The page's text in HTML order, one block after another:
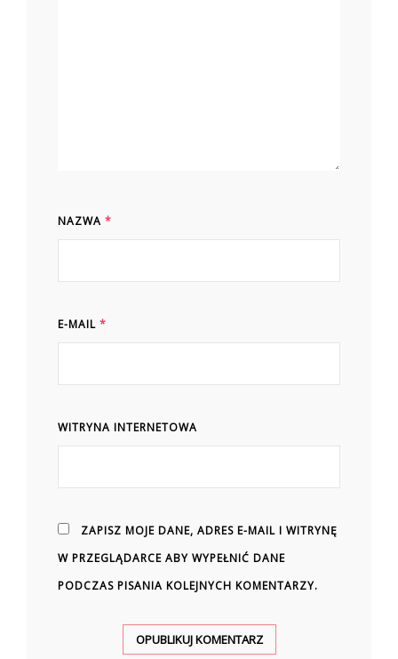
NAZWA *
E-MAIL *
WITRYNA INTERNETOWA
ZAPISZ MOJE DANE, ADRES E-MAIL I WITRYNĘ
W PRZEGLĄDARCE ABY WYPEŁNIĆ DANE
PODCZAS PISANIA KOLEJNYCH KOMENTARZY.